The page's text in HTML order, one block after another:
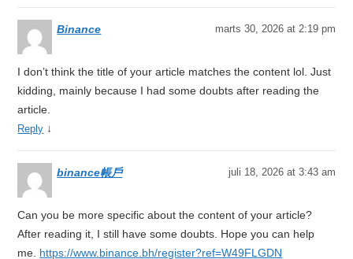
Binance marts 30, 2026 at 2:19 pm
I don’t think the title of your article matches the content lol. Just
kidding, mainly because I had some doubts after reading the
article.
Reply ↓
binance帳戶 juli 18, 2026 at 3:43 am
Can you be more specific about the content of your article?
After reading it, I still have some doubts. Hope you can help
me. https://www.binance.bh/register?ref=W49FLGDN